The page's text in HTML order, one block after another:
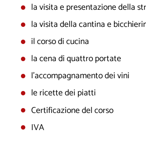
la visita e presentazione della
la visita della cantina e
il corso di cucina
la cena di quattro portate
l’accompagnamento dei vini
le ricette dei piatti
Certificazione del corso
IVA